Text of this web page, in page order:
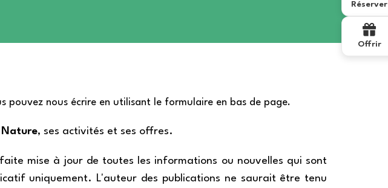
Réserver
Offrir
nous écrire en utilisant le formulaire en bas de page.
Nature, ses activités et ses offres.
mise à jour de toutes les informations ou nouvelles qui sont
uniquement. L'auteur des publications ne saurait être tenu